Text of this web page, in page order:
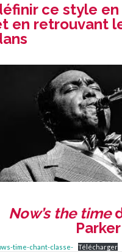
ce style
en retrouvant
Now’s the time
Parker
time-chant-classe- Télécharger